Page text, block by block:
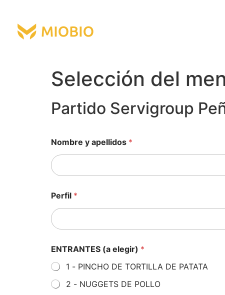
Selección del
Partido Servigroup
Nombre y apellidos *
Perfil *
ENTRANTES (a elegir) *
1 - PINCHO DE TORTILLA DE PATATA
2 - NUGGETS DE POLLO